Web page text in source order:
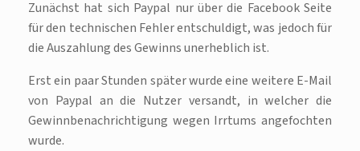
Zunächst hat sich Paypal nur über die Facebook Seite
für den technischen Fehler entschuldigt, was jedoch für
die Auszahlung des Gewinns unerheblich ist.
Erst ein paar Stunden später wurde eine weitere E-Mail
von Paypal an die Nutzer versandt, in welcher die
Gewinnbenachrichtigung wegen Irrtums angefochten
wurde.